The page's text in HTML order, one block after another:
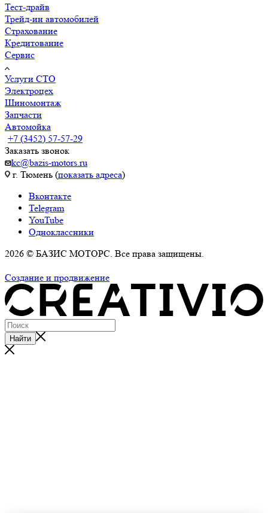
Тест-драйв
Трейд-ин автомобилей
Страхование
Кредитование
Сервис
Услуги СТО
Электроцех
Шиномонтаж
Запчасти
Автомойка
+7 (3452) 57-57-29
Заказать звонок
kc@bazis-motors.ru
г. Тюмень (показать адреса)
Вконтакте
Telegram
YouTube
Одноклассники
2026 © БАЗИС МОТОРС. Все права защищены.
Создание и продвижение
Найти